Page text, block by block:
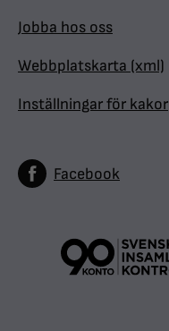
Jobba hos oss
Webbplatskarta (xml)
Inställningar för kakor
Facebook